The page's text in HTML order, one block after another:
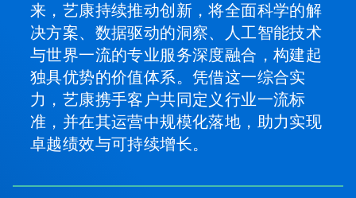
来，艺康持续推动创新，将全面科学的解
决方案、数据驱动的洞察、人工智能技术
与世界一流的专业服务深度融合，构建起
独具优势的价值体系。凭借这一综合实
力，艺康携手客户共同定义行业一流标
准，并在其运营中规模化落地，助力实现
卓越绩效与可持续增长。